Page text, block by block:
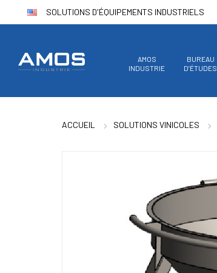
SOLUTIONS D'ÉQUIPEMENTS INDUSTRIELS
AMOS
INDUSTRIE
BUREAU
D’ÉTUDES
ACCUEIL SOLUTIONS VINICOLES